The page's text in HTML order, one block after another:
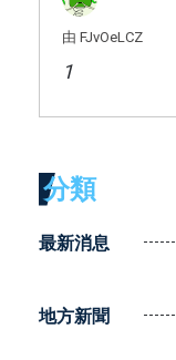
由 FJvOeLCZ
1
分類
最新消息
地方新聞